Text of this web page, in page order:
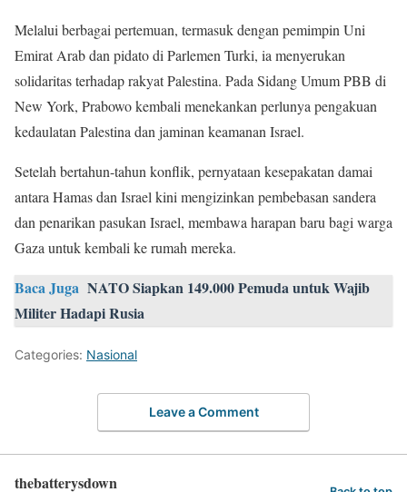
Melalui berbagai pertemuan, termasuk dengan pemimpin Uni
Emirat Arab dan pidato di Parlemen Turki, ia menyerukan
solidaritas terhadap rakyat Palestina. Pada Sidang Umum PBB di
New York, Prabowo kembali menekankan perlunya pengakuan
kedaulatan Palestina dan jaminan keamanan Israel.
Setelah bertahun-tahun konflik, pernyataan kesepakatan damai
antara Hamas dan Israel kini mengizinkan pembebasan sandera
dan penarikan pasukan Israel, membawa harapan baru bagi warga
Gaza untuk kembali ke rumah mereka.
Baca Juga NATO Siapkan 149.000 Pemuda untuk Wajib
Militer Hadapi Rusia
Categories: Nasional
Leave a Comment
thebatterysdown